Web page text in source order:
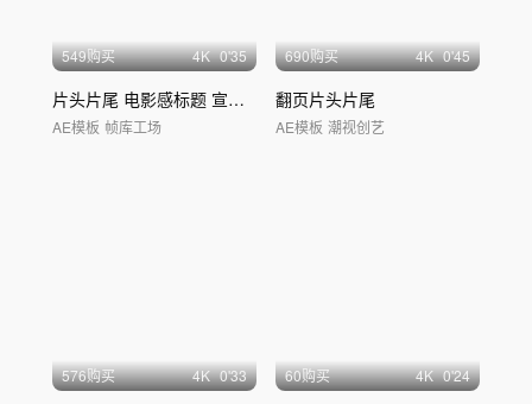
549购买 4K 0'35
片头片尾 电影感标题 宣传片标题金属标题
AE模板 帧库工场
690购买 4K 0'45
翻页片头片尾
AE模板 潮视创艺
576购买 4K 0'33 60购买 4K 0'24